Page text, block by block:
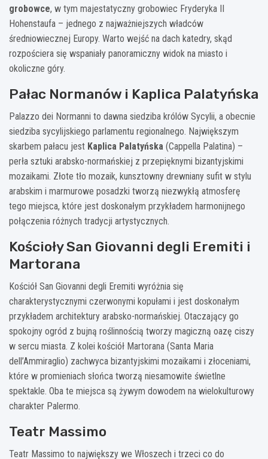
grobowce, w tym majestatyczny grobowiec Fryderyka II
Hohenstaufa – jednego z najważniejszych władców
średniowiecznej Europy. Warto wejść na dach katedry, skąd
rozpościera się wspaniały panoramiczny widok na miasto i
okoliczne góry.
Pałac Normanów i Kaplica Palatyńska
Palazzo dei Normanni to dawna siedziba królów Sycylii, a obecnie
siedziba sycylijskiego parlamentu regionalnego. Największym
skarbem pałacu jest Kaplica Palatyńska (Cappella Palatina) –
perła sztuki arabsko-normańskiej z przepięknymi bizantyjskimi
mozaikami. Złote tło mozaik, kunsztowny drewniany sufit w stylu
arabskim i marmurowe posadzki tworzą niezwykłą atmosferę
tego miejsca, które jest doskonałym przykładem harmonijnego
połączenia różnych tradycji artystycznych.
Kościoły San Giovanni degli Eremiti i
Martorana
Kościół San Giovanni degli Eremiti wyróżnia się
charakterystycznymi czerwonymi kopułami i jest doskonałym
przykładem architektury arabsko-normańskiej. Otaczający go
spokojny ogród z bujną roślinnością tworzy magiczną oazę ciszy
w sercu miasta. Z kolei kościół Martorana (Santa Maria
dell’Ammiraglio) zachwyca bizantyjskimi mozaikami i złoceniami,
które w promieniach słońca tworzą niesamowite świetlne
spektakle. Oba te miejsca są żywym dowodem na wielokulturowy
charakter Palermo.
Teatr Massimo
Teatr Massimo to największy we Włoszech i trzeci co do